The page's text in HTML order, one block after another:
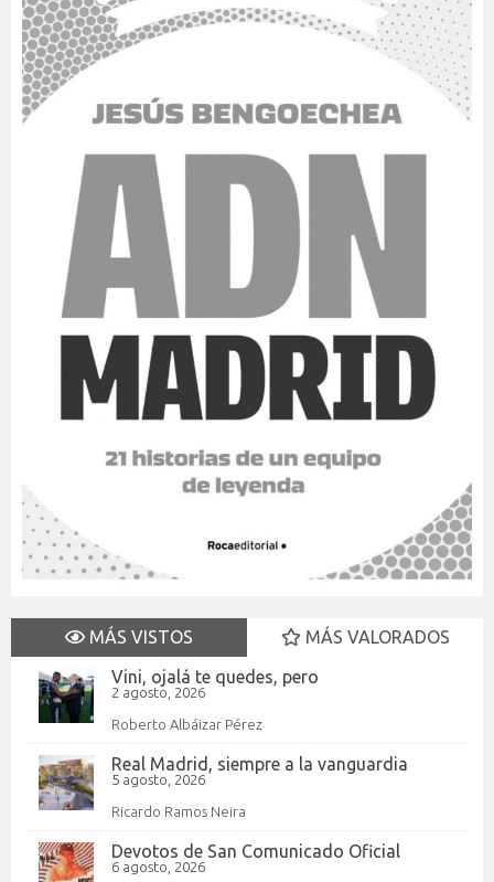
MÁS VISTOS
MÁS VALORADOS
Vini, ojalá te quedes, pero
2 agosto, 2026
Roberto Albáizar Pérez
Real Madrid, siempre a la vanguardia
5 agosto, 2026
Ricardo Ramos Neira
Devotos de San Comunicado Oficial
6 agosto, 2026